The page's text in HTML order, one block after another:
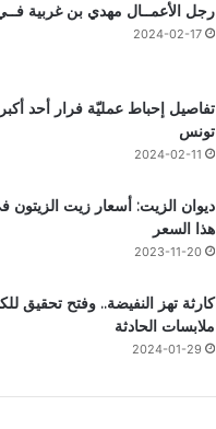
رجل الأعمــال مهدي بن غربية فــي
2024-02-17
تفاصيل إحباط عمليّة فرار أحد
تونس
2024-02-11
ديوان الزيت: أسعار زيت الزيتون
هذا السعر
2023-11-20
كارثة تهز النفيضة.. وفتح تحقيق
ملابسات الحادثة
2024-01-29